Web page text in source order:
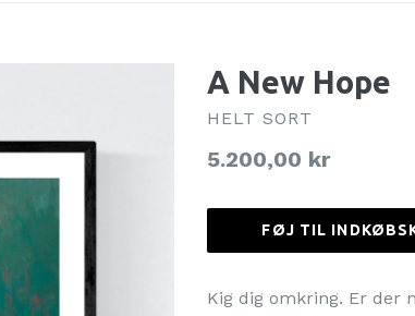
A New Hope
HELT SORT
Normalpris
5.200,00 kr
FØJ TIL
Kig dig omkring. Er der